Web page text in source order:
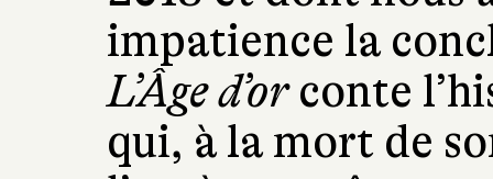
impatience la
L’Âge d’orconte
qui, à la mort de